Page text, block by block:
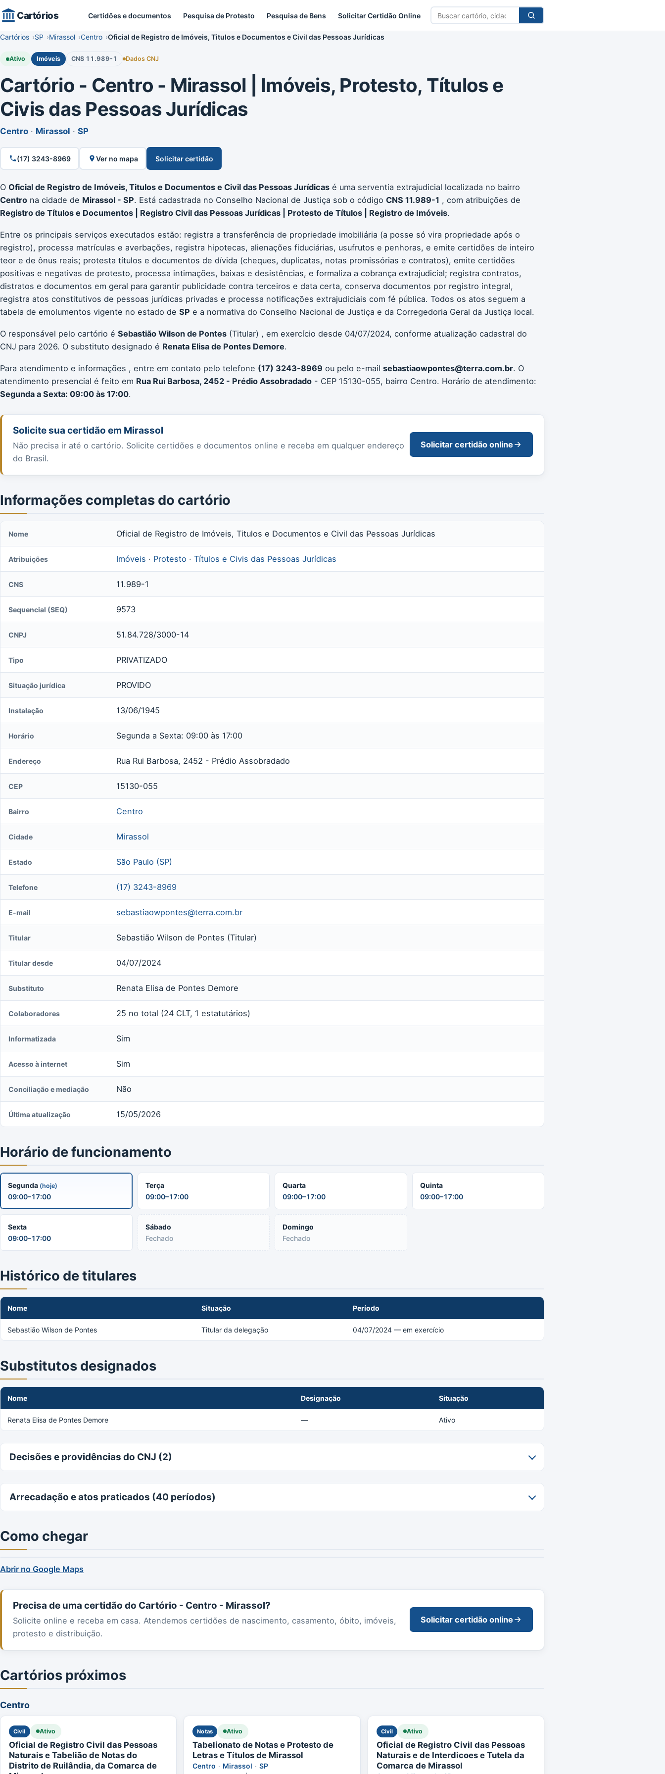
Cartórios Certidões e documentos Pesquisa de Protesto Pesquisa de Bens Solicitar Certidão Online
Buscar
cartório
Cartórios SP Mirassol Centro Oficial de Registro de Imóveis, Titulos e Documentos e Civil das Pessoas Jurídicas
Ativo Imóveis CNS 11.989-1 Dados CNJ
Cartório - Centro - Mirassol | Imóveis, Protesto, Títulos e
Civis das Pessoas Jurídicas
Centro · Mirassol · SP
(17) 3243-8969 Ver no mapa Solicitar certidão
O Oficial de Registro de Imóveis, Titulos e Documentos e Civil das Pessoas Jurídicas é uma serventia extrajudicial localizada no bairro
Centro na cidade de Mirassol - SP. Está cadastrada no Conselho Nacional de Justiça sob o código CNS 11.989-1 , com atribuições de
Registro de Títulos e Documentos | Registro Civil das Pessoas Jurídicas | Protesto de Títulos | Registro de Imóveis.
Entre os principais serviços executados estão: registra a transferência de propriedade imobiliária (a posse só vira propriedade após o
registro), processa matrículas e averbações, registra hipotecas, alienações fiduciárias, usufrutos e penhoras, e emite certidões de inteiro
teor e de ônus reais; protesta títulos e documentos de dívida (cheques, duplicatas, notas promissórias e contratos), emite certidões
positivas e negativas de protesto, processa intimações, baixas e desistências, e formaliza a cobrança extrajudicial; registra contratos,
distratos e documentos em geral para garantir publicidade contra terceiros e data certa, conserva documentos por registro integral,
registra atos constitutivos de pessoas jurídicas privadas e processa notificações extrajudiciais com fé pública. Todos os atos seguem a
tabela de emolumentos vigente no estado de SP e a normativa do Conselho Nacional de Justiça e da Corregedoria Geral da Justiça local.
O responsável pelo cartório é Sebastião Wilson de Pontes (Titular) , em exercício desde 04/07/2024, conforme atualização cadastral do
CNJ para 2026. O substituto designado é Renata Elisa de Pontes Demore.
Para atendimento e informações , entre em contato pelo telefone (17) 3243-8969 ou pelo e-mail sebastiaowpontes@terra.com.br. O
atendimento presencial é feito em Rua Rui Barbosa, 2452 - Prédio Assobradado - CEP 15130-055, bairro Centro. Horário de atendimento:
Segunda a Sexta: 09:00 às 17:00.
Solicite sua certidão em Mirassol
Não precisa ir até o cartório. Solicite certidões e documentos online e receba em qualquer endereço
do Brasil.
Solicitar certidão online
Informações completas do cartório
Nome Oficial de Registro de Imóveis, Titulos e Documentos e Civil das Pessoas Jurídicas
Atribuições Imóveis · Protesto · Títulos e Civis das Pessoas Jurídicas
CNS 11.989-1
Sequencial (SEQ) 9573
CNPJ 51.84.728/3000-14
Tipo PRIVATIZADO
Situação jurídica PROVIDO
Instalação 13/06/1945
Horário Segunda a Sexta: 09:00 às 17:00
Endereço Rua Rui Barbosa, 2452 - Prédio Assobradado
CEP 15130-055
Bairro Centro
Cidade Mirassol
Estado São Paulo (SP)
Telefone (17) 3243-8969
E-mail sebastiaowpontes@terra.com.br
Titular Sebastião Wilson de Pontes (Titular)
Titular desde 04/07/2024
Substituto Renata Elisa de Pontes Demore
Colaboradores 25 no total (24 CLT, 1 estatutários)
Informatizada Sim
Acesso à internet Sim
Conciliação e mediação Não
Última atualização 15/05/2026
Horário de funcionamento
Segunda (hoje)
09:00–17:00
Terça
09:00–17:00
Quarta
09:00–17:00
Quinta
09:00–17:00
Sexta
09:00–17:00
Sábado
Fechado
Domingo
Fechado
Histórico de titulares
Nome Situação Período
Sebastião Wilson de Pontes Titular da delegação 04/07/2024 — em exercício
Substitutos designados
Nome Designação Situação
Renata Elisa de Pontes Demore — Ativo
Decisões e providências do CNJ (2)
Arrecadação e atos praticados (40 períodos)
Como chegar
Abrir no Google Maps
Precisa de uma certidão do Cartório - Centro - Mirassol?
Solicite online e receba em casa. Atendemos certidões de nascimento, casamento, óbito, imóveis,
protesto e distribuição.
Solicitar certidão online
Cartórios próximos
Centro
Civil Ativo
Oficial de Registro Civil das Pessoas
Naturais e Tabelião de Notas do
Distrito de Ruilândia, da Comarca de
Notas Ativo
Tabelionato de Notas e Protesto de
Letras e Títulos de Mirassol
Centro · Mirassol · SP
Civil Ativo
Oficial de Registro Civil das Pessoas
Naturais e de Interdicoes e Tutela da
Comarca de Mirassol